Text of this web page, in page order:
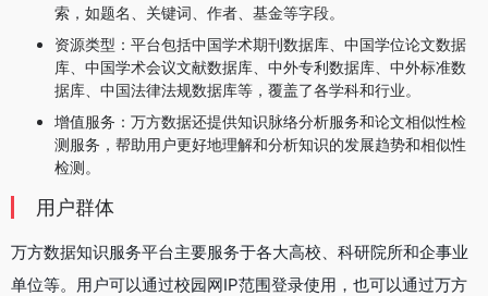
索，如题名、关键词、作者、基金等字段。
‌资源类型‌：平台包括中国学术期刊数据库、中国学位论文数据
库、中国学术会议文献数据库、中外专利数据库、中外标准数
据库、中国法律法规数据库等，覆盖了各学科和行业。
‌增值服务‌：万方数据还提供知识脉络分析服务和论文相似性检
测服务，帮助用户更好地理解和分析知识的发展趋势和相似性
检测。
用户群体
万方数据知识服务平台主要服务于各大高校、科研院所和企事业
单位等。用户可以通过校园网IP范围登录使用，也可以通过万方